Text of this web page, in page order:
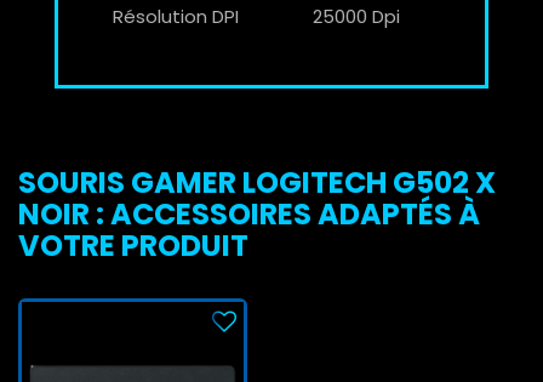
Résolution DPI 25000 Dpi
SOURIS GAMER LOGITECH G502 X
NOIR : ACCESSOIRES ADAPTÉS À
VOTRE PRODUIT